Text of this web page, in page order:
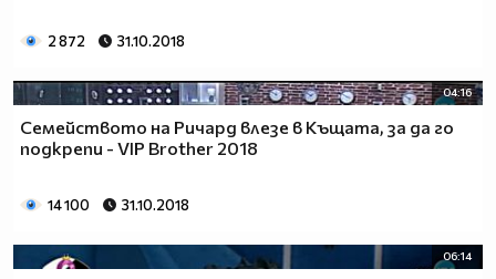
2 872 31.10.2018
04:16
Семейството на Ричард влезе в Къщата, за да го
подкрепи - VIP Brother 2018
14 100 31.10.2018
06:14